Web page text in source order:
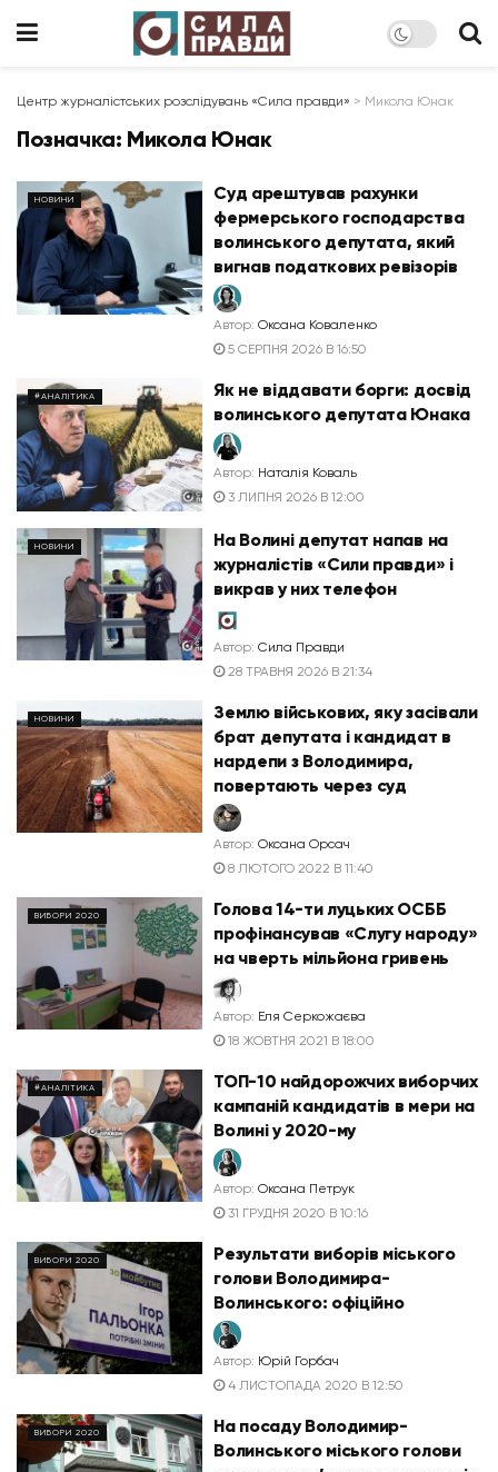
Центр журналістських розслідувань «Сила правди» > Микола Юнак
Позначка: Микола Юнак
НОВИНИ
Суд арештував рахунки
фермерського господарства
волинського депутата, який
вигнав податкових ревізорів
Автор: Оксана Коваленко
5 СЕРПНЯ 2026 В 16:50
#АНАЛІТИКА
Як не віддавати борги: досвід
волинського депутата Юнака
Автор: Наталія Коваль
3 ЛИПНЯ 2026 В 12:00
НОВИНИ
На Волині депутат напав на
журналістів «Сили правди» і
викрав у них телефон
Автор: Сила Правди
28 ТРАВНЯ 2026 В 21:34
НОВИНИ
Землю військових, яку засівали
брат депутата і кандидат в
нардепи з Володимира,
повертають через суд
Автор: Оксана Орсач
8 ЛЮТОГО 2022 В 11:40
ВИБОРИ 2020
Голова 14-ти луцьких ОСББ
профінансував «Слугу народу»
на чверть мільйона гривень
Автор: Еля Серкожаєва
18 ЖОВТНЯ 2021 В 18:00
#АНАЛІТИКА
ТОП-10 найдорожчих виборчих
кампаній кандидатів в мери на
Волині у 2020-му
Автор: Оксана Петрук
31 ГРУДНЯ 2020 В 10:16
ВИБОРИ 2020
Результати виборів міського
голови Володимира-
Волинського: офіційно
Автор: Юрій Горбач
4 ЛИСТОПАДА 2020 В 12:50
ВИБОРИ 2020
На посаду Володимир-
Волинського міського голови